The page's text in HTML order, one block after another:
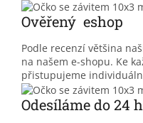
Ověřený eshop
Podle recenzí většina
na našem e-shopu. Ke
přistupujeme
Odesíláme do 24